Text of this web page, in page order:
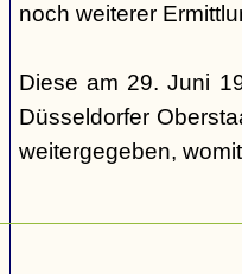
noch weiterer
Diese am 29. Juni
Düsseldorfer
weitergegeben,